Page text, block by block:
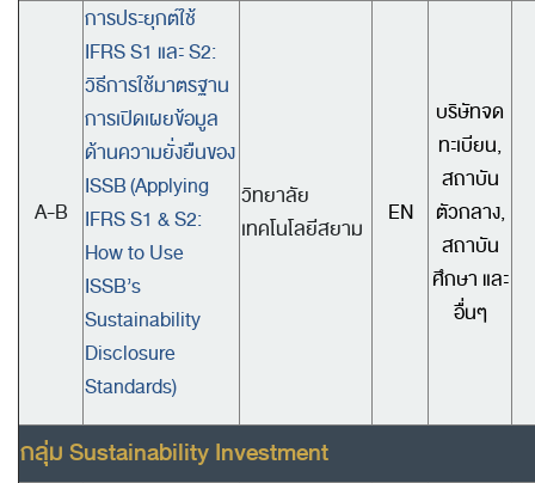
A-B
การประยุกต์ใช้
IFRS S1 และ S2:
วิธีการใช้มาตรฐาน
การเปิดเผยข้อมูล
ด้านความยั่งยืนของ
ISSB(Applying
IFRS S1 & S2:
How to Use
ISSB’s
Sustainability
Disclosure
Standards)
วิทยาลัย
เทคโนโลยีสยาม
EN
บริษัทจด
ทะเบียน,
สถาบัน
ตัวกลาง,
สถาบัน
ศึกษา และ
อื่นๆ
กลุ่มSustainability Investment